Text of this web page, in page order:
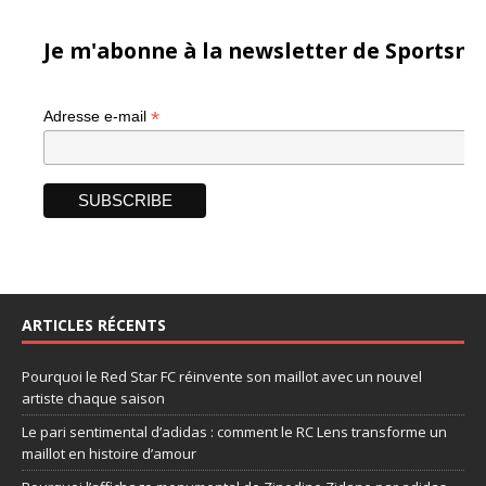
Je m'abonne à la newsletter de
Adresse e-mail *
ARTICLES RÉCENTS
Pourquoi le Red Star FC réinvente son maillot avec un nouvel
artiste chaque saison
Le pari sentimental d’adidas : comment le RC Lens transforme un
maillot en histoire d’amour